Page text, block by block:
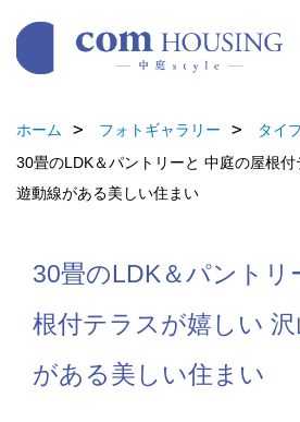
ホーム フォトギャラリー タイ
30畳のLDK＆パントリーと 中庭の屋根
遊動線がある美しい住まい
30畳のLDK＆パントリ
根付テラスが嬉しい
がある美しい住まい